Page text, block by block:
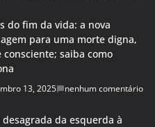
do fim da vida: a nova
para uma morte digna,
consciente; saiba como
13, 2025 nenhum comentário
da esquerda à